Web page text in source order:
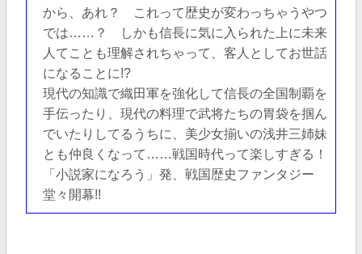
から、あれ？ これって歴史が変わっちゃうやつ
では……？ しかも信長に気に入られた上に未来
人てことも理解されちゃって、客人としてお世話
になることに!?
現代の知識で織田軍を強化して信長の全国制覇を
手伝ったり、現代の料理で武将たちの胃袋を掴ん
でいたりしてるうちに、美少女揃いの浅井三姉妹
とも仲良くなって……戦国時代って楽しすぎる！
「小説家になろう」発、戦国歴史ファンタジー
堂々開幕!!